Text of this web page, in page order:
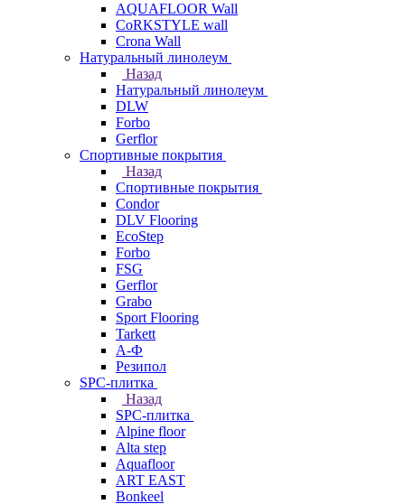
AQUAFLOOR Wall
CoRKSTYLE wall
Crona Wall
Натуральный линолеум
Назад
Натуральный линолеум
DLW
Forbo
Gerflor
Спортивные покрытия
Назад
Спортивные покрытия
Condor
DLV Flooring
EcoStep
Forbo
FSG
Gerflor
Grabo
Sport Flooring
Tarkett
А-Ф
Резипол
SPC-плитка
Назад
SPC-плитка
Alpine floor
Alta step
Aquafloor
ART EAST
Bonkeel